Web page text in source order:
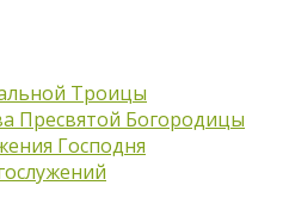
Троицы
Пресвятой Богородицы
Господня